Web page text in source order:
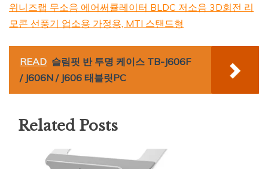
위니즈랩 무소음 에어써큘레이터 BLDC 저소음 3D회전 리
모콘 선풍기 업소용 가정용, MTI 스탠드형
READ 슬림핏 반 투명 케이스 TB-J606F
/ J606N / J606 태블릿PC
Related Posts